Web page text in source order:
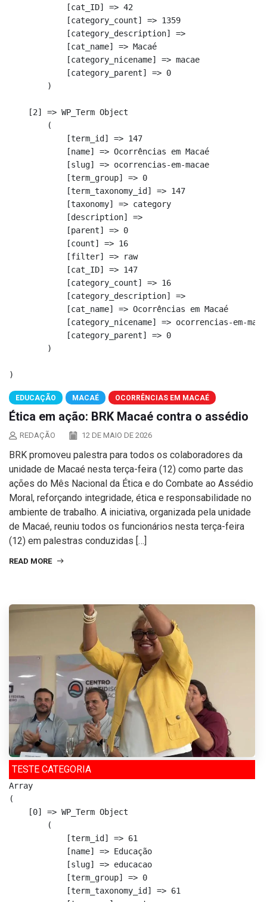
            [cat_ID] => 42
            [category_count] => 1359
            [category_description] =>
            [cat_name] => Macaé
            [category_nicename] => macae
            [category_parent] => 0
        )
    [2] => WP_Term Object
        (
            [term_id] => 147
            [name] => Ocorrências em Macaé
            [slug] => ocorrencias-em-macae
            [term_group] => 0
            [term_taxonomy_id] => 147
            [taxonomy] => category
            [description] =>
            [parent] => 0
            [count] => 16
            [filter] => raw
            [cat_ID] => 147
            [category_count] => 16
            [category_description] =>
            [cat_name] => Ocorrências em Macaé
[category_nicename] => ocorrencias-em-
            [category_parent] => 0
        )
EDUCAÇÃO MACAÉ OCORRÊNCIAS EM MACAÉ
Ética em ação: BRK Macaé contra o assédio
REDAÇÃO 12 DE MAIO DE 2026
BRK promoveu palestra para todos os colaboradores da
unidade de Macaé nesta terça-feira (12) como parte das
ações do Mês Nacional da Ética e do Combate ao Assédio
Moral, reforçando integridade, ética e responsabilidade no
ambiente de trabalho. A iniciativa, organizada pela unidade
de Macaé, reuniu todos os funcionários nesta terça-feira
(12) em palestras conduzidas […]
READ MORE
TESTE CATEGORIA
Array
(
    [0] => WP_Term Object
        (
            [term_id] => 61
            [name] => Educação
            [slug] => educacao
            [term_group] => 0
            [term_taxonomy_id] => 61